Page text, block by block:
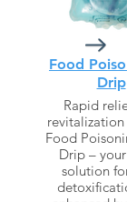
Food
Drip
Rapid
revitalization
Food
Drip – your
solution for